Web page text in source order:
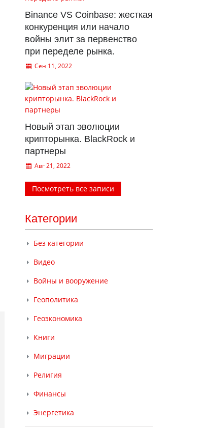
Binance VS Coinbase: жесткая
конкуренция или начало
войны элит за первенство
при переделе рынка.
Сен 11, 2022
Новый этап эволюции
крипторынка. BlackRock и
партнеры
Авг 21, 2022
Посмотреть все записи
Категории
Без категории
Видео
Войны и вооружение
Геополитика
Геоэкономика
Книги
Миграции
Религия
Финансы
Энергетика